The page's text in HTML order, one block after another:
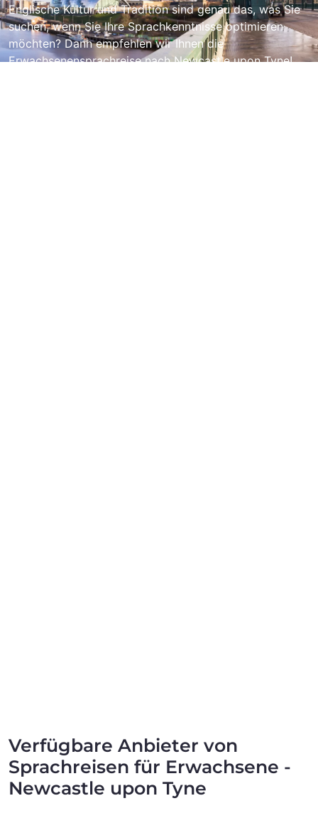
Englische Kultur und Tradition sind genau das, was Sie
suchen, wenn Sie Ihre Sprachkenntnisse optimieren
möchten? Dann empfehlen wir Ihnen die
Erwachsenensprachreise nach Newcastle upon Tyne!
Verfügbare Anbieter von
Sprachreisen für Erwachsene -
Newcastle upon Tyne